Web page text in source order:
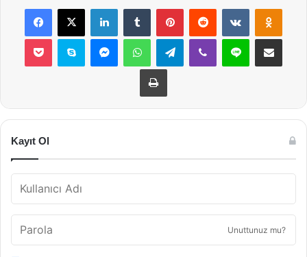
Facebook
X LinkedInTumblr PinterestReddit VKontakte
Pocket Skype MessengerWhatsAppTelegramViber Line E-Posta ile
Yazdır
Kayıt Ol
Unuttunuz mu?